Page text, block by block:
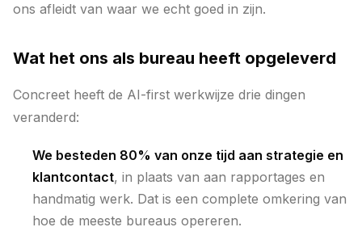
ons afleidt van waar we echt goed in zijn.
Wat het ons als bureau heeft opgeleverd
Concreet heeft de AI-first werkwijze drie dingen
veranderd:
We besteden 80% van onze tijd aan strategie en
klantcontact, in plaats van aan rapportages en
handmatig werk. Dat is een complete omkering van
hoe de meeste bureaus opereren.